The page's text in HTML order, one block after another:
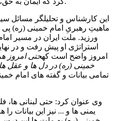
این کارشناس و تحلیلگر مسائل
ماهیتِ رهبریِ امام خمینی (ره)
ورزید. ملت ایران در مسیر
استراتژی او پیش رفت و در
امروز واضح است کهحتی امروز
خمینی (ره) در دل ها و عقل
تمامی بیانات و گفته های امام
وی عنوان کرد: حتی لبنانی ها،
یمنی ها و ... نیز این بیانات